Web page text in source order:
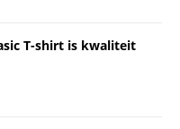
T-shirt is kwaliteit